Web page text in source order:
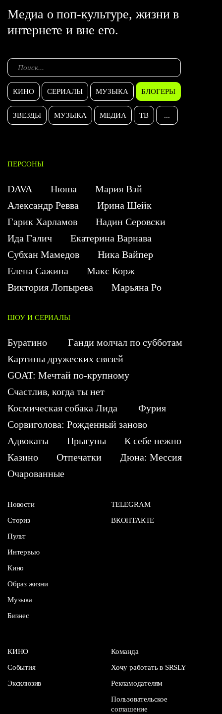
Медиа о поп-культуре, жизни в
интернете и вне его.
КИНО СЕРИАЛЫ МУЗЫКА БЛОГЕРЫ
ЗВЕЗДЫ МУЗЫКА МЕДИА ТВ ...
ПЕРСОНЫ
DAVA Нюша
Мария Вэй
Александр Ревва
Ирина Шейк
Гарик Харламов
Надин Серовски
Ида Галич
Екатерина Варнава
Субхан Мамедов
Ника Вайпер
Елена Сажина
Макс Корж
Виктория Лопырева
Марьяна Ро
ШОУ И СЕРИАЛЫ
Буратино
Ганди молчал по субботам
Картины дружеских связей
GOAT: Мечтай по-крупному
Счастлив, когда ты нет
Космическая собака Лида
Фурия
Сорвиголова: Рожденный заново
Адвокаты
Прыгуны
К себе нежно
Казино
Отпечатки
Дюна: Мессия
Очарованные
Новости
Сториз
Пульт
Интервью
Кино
Образ жизни
Музыка
Бизнес
TELEGRAM
ВКОНТАКТЕ
КИНО
События
Эксклюзив
Команда
Хочу работать в SRSLY
Рекламодателям
Пользовательское
соглашение